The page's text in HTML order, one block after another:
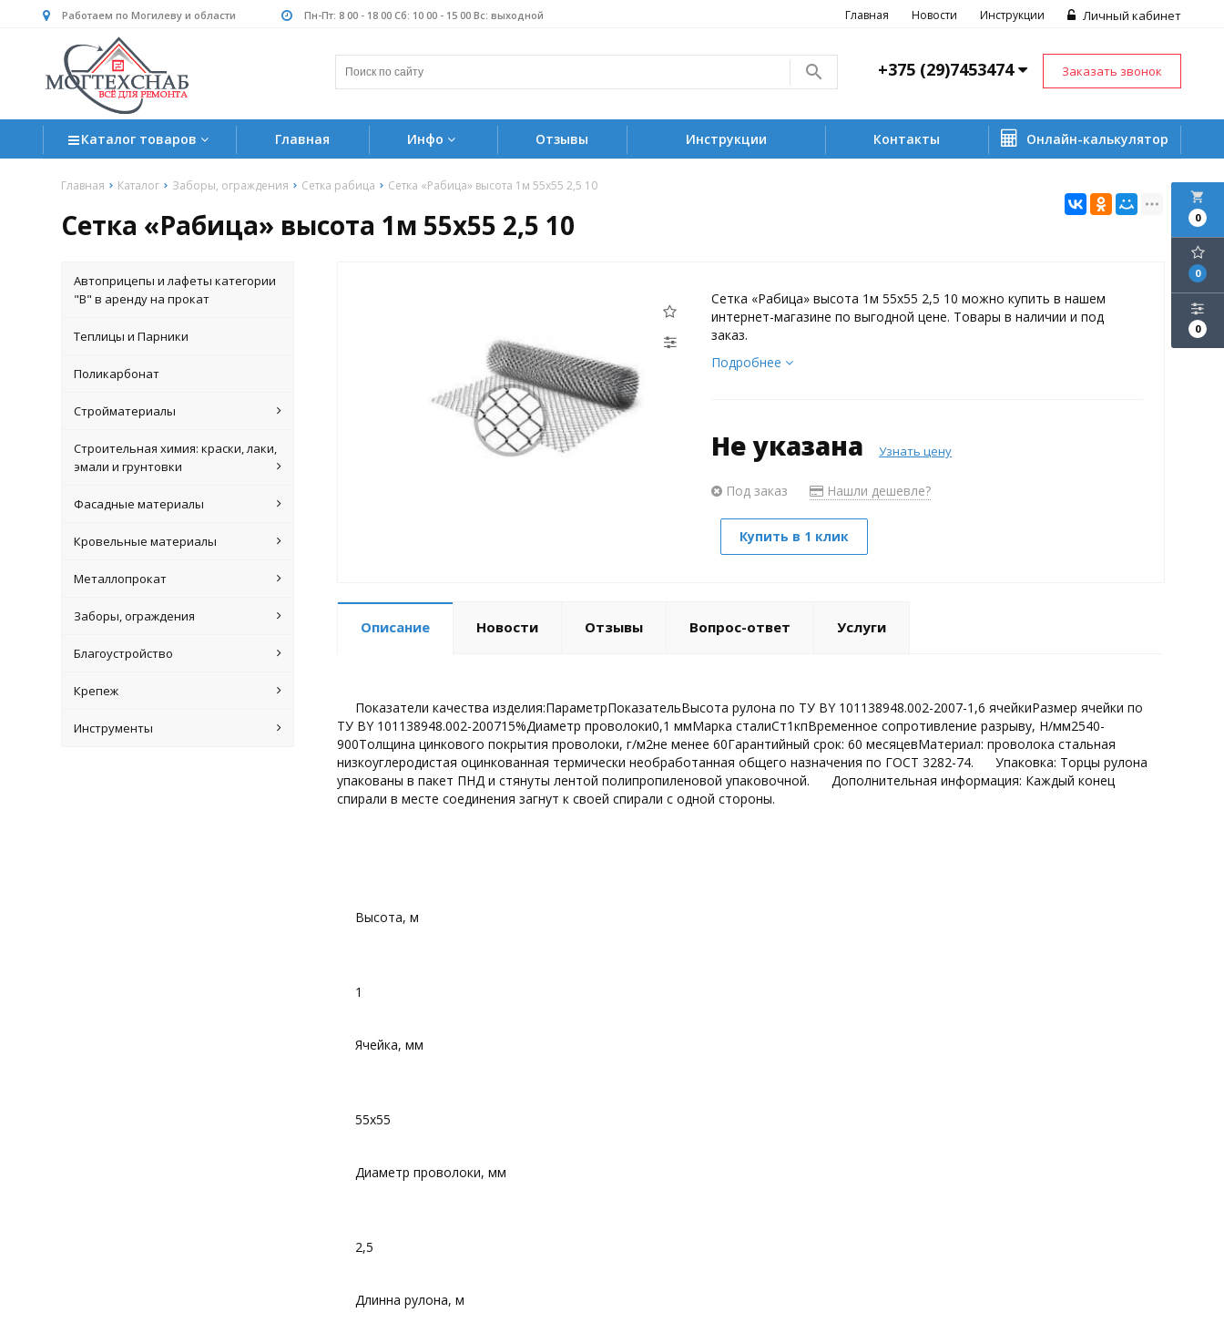
Работаем по Могилеву и области Пн-Пт: 8 00 - 18 00 Сб: 10 00 - 15 00 Вс: выходной Личный кабинет
Главная Новости Инструкции
+375 (29)7453474 Заказать звонок
Каталог товаров Главная Инфо Отзывы Инструкции Контакты Онлайн-калькулятор
Главная Каталог Заборы, ограждения Сетка рабица Сетка «Рабица» высота 1м 55х55 2,5 10
Сетка «Рабица» высота 1м 55х55 2,5 10
local_grocery_store
0
0
0
Автоприцепы и лафеты категории
"B" в аренду на прокат
Теплицы и Парники
Поликарбонат
Стройматериалы
Строительная химия: краски, лаки,
эмали и грунтовки
Фасадные материалы
Кровельные материалы
Металлопрокат
Заборы, ограждения
Благоустройство
Крепеж
Инструменты
Сетка «Рабица» высота 1м 55х55 2,5 10 можно купить в нашем
интернет-магазине по выгодной цене. Товары в наличии и под
заказ.
Подробнее
Не указана Узнать цену
Под заказ Нашли дешевле?
Купить в 1 клик
Описание Новости Отзывы Вопрос-ответ Услуги
Показатели качества изделия:ПараметрПоказательВысота рулона по ТУ BY 101138948.002-2007-1,6 ячейкиРазмер ячейки по
ТУ BY 101138948.002-200715%Диаметр проволоки0,1 ммМарка сталиСт1кпВременное сопротивление разрыву, Н/мм2540-
900Толщина цинкового покрытия проволоки, г/м2не менее 60Гарантийный срок: 60 месяцевМатериал: проволока стальная
низкоуглеродистая оцинкованная термически необработанная общего назначения по ГОСТ 3282-74. Упаковка: Торцы рулона
упакованы в пакет ПНД и стянуты лентой полипропиленовой упаковочной. Дополнительная информация: Каждый конец
спирали в месте соединения загнут к своей спирали с одной стороны.
Высота, м
1
Ячейка, мм
55х55
Диаметр проволоки, мм
2,5
Длинна рулона, м